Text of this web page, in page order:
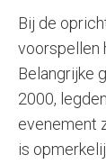
Bij de
voorspellen
Belangrijke
2000,
evenement
is